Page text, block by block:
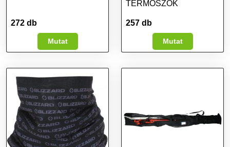
272 db
Mutat
TERMOSZOK
257 db
Mutat